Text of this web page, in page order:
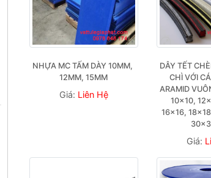
NHỰA MC TẤM DÀY 10MM,
12MM, 15MM
Giá: Liên Hệ
DÂY TẾT
CHÌ VỚI
ARAMID
10×10,
16×16,
Giá: